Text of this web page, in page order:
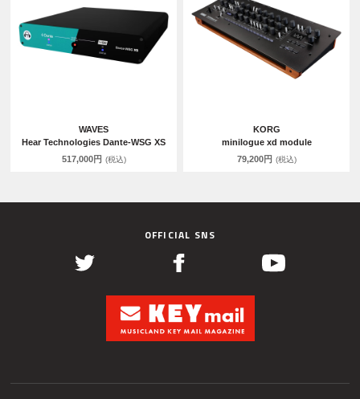
WAVES
Hear Technologies Dante-WSG XS
517,000円 (税込)
KORG
minilogue xd module
79,200円 (税込)
OFFICIAL SNS